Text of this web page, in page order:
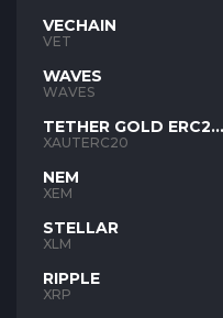
VECHAIN
VET
WAVES
WAVES
TETHER GOLD ERC20
XAUT
XAUTERC20
NEM
XEM
STELLAR
XLM
RIPPLE
XRP